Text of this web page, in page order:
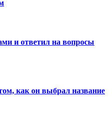
и ответил на вопросы
как он выбрал название